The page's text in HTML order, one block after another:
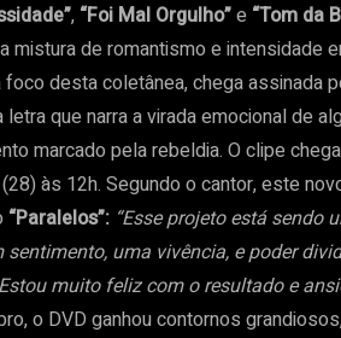
, “Foi Mal Orgulho”e “Tom da
mistura de romantismo e intensidade
foco desta coletânea, chega assinada
letra que narra a virada emocional de
marcado pela rebeldia. O clipe
às 12h. Segundo o cantor, este
“Paralelos”: “Esse projeto está sendo
sentimento, uma vivência, e poder
muito feliz com o resultado e
o DVD ganhou contornos